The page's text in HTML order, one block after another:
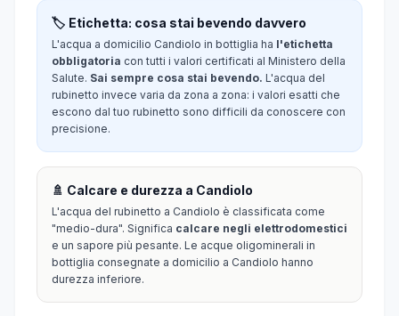
🏷️ Etichetta: cosa stai bevendo davvero
L'acqua a domicilio Candiolo in bottiglia ha l'etichetta
obbligatoria con tutti i valori certificati al Ministero della
Salute. Sai sempre cosa stai bevendo. L'acqua del
rubinetto invece varia da zona a zona: i valori esatti che
escono dal tuo rubinetto sono difficili da conoscere con
precisione.
🚿 Calcare e durezza a Candiolo
L'acqua del rubinetto a Candiolo è classificata come
"medio-dura". Significa calcare negli elettrodomestici
e un sapore più pesante. Le acque oligominerali in
bottiglia consegnate a domicilio a Candiolo hanno
durezza inferiore.